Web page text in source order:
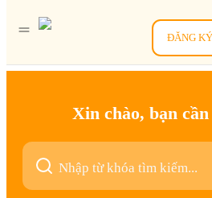
ĐĂNG KÝ
Xin chào, bạn